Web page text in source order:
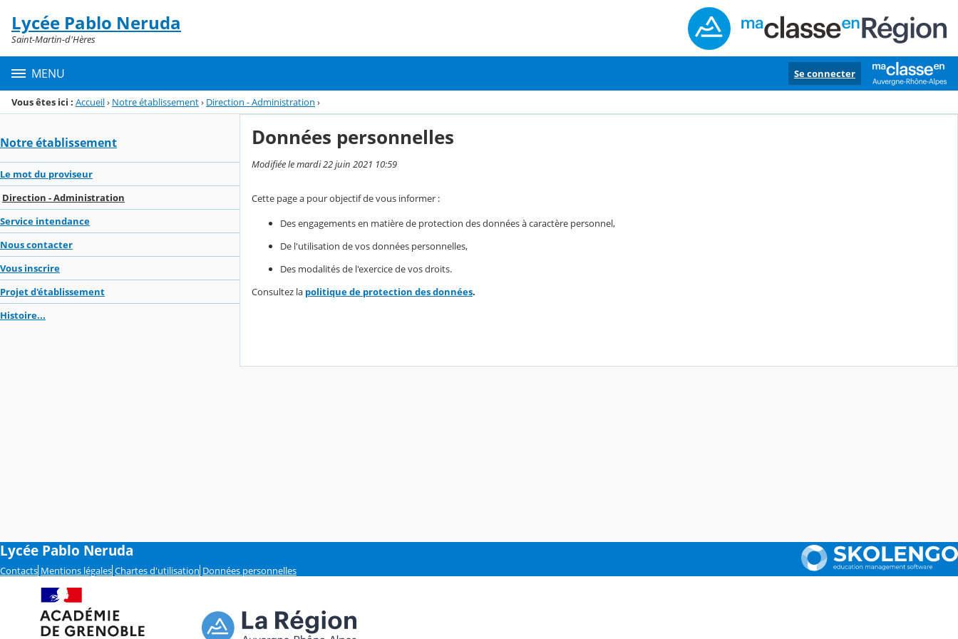
Menu de la rubrique
Contenu
Lycée Pablo Neruda
Saint-Martin-d'Hères
MENU Se connecter
Vous êtes ici : Accueil› Notre établissement› Direction - Administration ›
Notre établissement
Le mot du proviseur
Direction - Administration
Service intendance
Nous contacter
Vous inscrire
Projet d'établissement
Histoire...
Données personnelles
Modifiée le mardi 22 juin 2021 10:59
Cette page a pour objectif de vous informer :
Des engagements en matière de protection des données à caractère personnel,
De l'utilisation de vos données personnelles,
Des modalités de l'exercice de vos droits.
Consultez la politique de protection des données.
Lycée Pablo Neruda
Contacts Mentions légales Chartes d'utilisation Données personnelles